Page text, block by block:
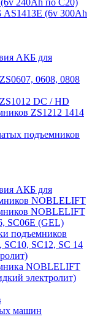
240Ah по С20)
AS1413E (6v 300Ah
АКБ для
0608, 0808
DC / HD
ZS1212 1414
подъемников
АКБ для
NOBLELIFT
NOBLELIFT
SC06E (GEL)
подъемников
SC12, SC 14
NOBLELIFT
электролит)
машин